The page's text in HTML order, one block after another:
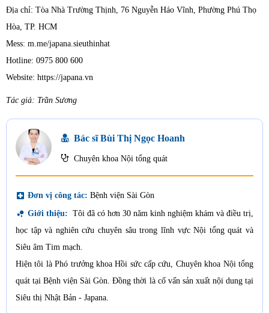
Địa chỉ: Tòa Nhà Trường Thịnh, 76 Nguyễn Háo Vĩnh, Phường Phú Thọ
Hòa, TP. HCM
Mess: m.me/japana.sieuthinhat
Hotline: 0975 800 600
Website: https://japana.vn
Tác giả: Trần Sương
Bác sĩ Bùi Thị Ngọc Hoanh
Chuyên khoa Nội tổng quát
local_hospital Đơn vị công tác: Bệnh viện Sài Gòn
bubble_chart Giới thiệu: Tôi đã có hơn 30 năm kinh nghiệm khám và điều trị,
học tập và nghiên cứu chuyên sâu trong lĩnh vực Nội tổng quát và
Siêu âm Tim mạch.
Hiện tôi là Phó trưởng khoa Hồi sức cấp cứu, Chuyên khoa Nội tổng
quát tại Bệnh viện Sài Gòn. Đồng thời là cố vấn sản xuất nội dung tại
Siêu thị Nhật Bản - Japana.